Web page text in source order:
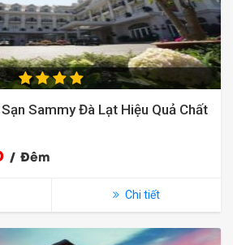
Sammy Đà Lạt Hiệu Quả Chất
/ Đêm
Chi tiết